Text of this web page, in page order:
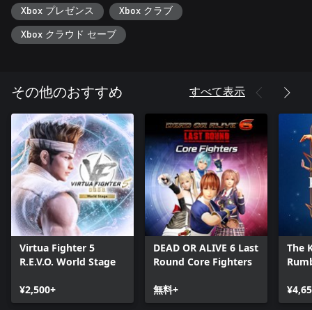
Xbox プレゼンス Xbox クラブ
Xbox クラウド セーブ
その他のおすすめ すべて表示
Virtua Fighter 5
R.E.V.O. World Stage
¥2,500+
DEAD OR ALIVE 6 Last
Round Core Fighters
無料+
The